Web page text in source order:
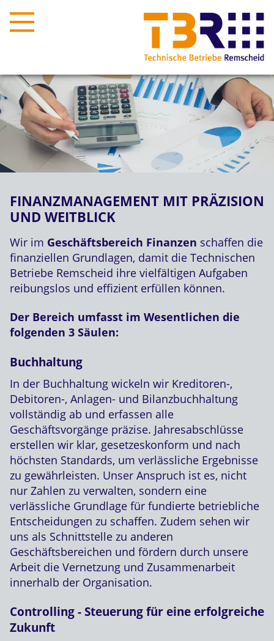
FINANZMANAGEMENT MIT PRÄZISION
UND WEITBLICK
Wir im Geschäftsbereich Finanzen schaffen die
finanziellen Grundlagen, damit die Technischen
Betriebe Remscheid ihre vielfältigen Aufgaben
reibungslos und effizient erfüllen können.
Der Bereich umfasst im Wesentlichen die
folgenden 3 Säulen:
Buchhaltung
In der Buchhaltung wickeln wir Kreditoren-,
Debitoren-, Anlagen- und Bilanzbuchhaltung
vollständig ab und erfassen alle
Geschäftsvorgänge präzise. Jahresabschlüsse
erstellen wir klar, gesetzeskonform und nach
höchsten Standards, um verlässliche Ergebnisse
zu gewährleisten. Unser Anspruch ist es, nicht
nur Zahlen zu verwalten, sondern eine
verlässliche Grundlage für fundierte betriebliche
Entscheidungen zu schaffen. Zudem sehen wir
uns als Schnittstelle zu anderen
Geschäftsbereichen und fördern durch unsere
Arbeit die Vernetzung und Zusammenarbeit
innerhalb der Organisation.
Controlling - Steuerung für eine erfolgreiche
Zukunft